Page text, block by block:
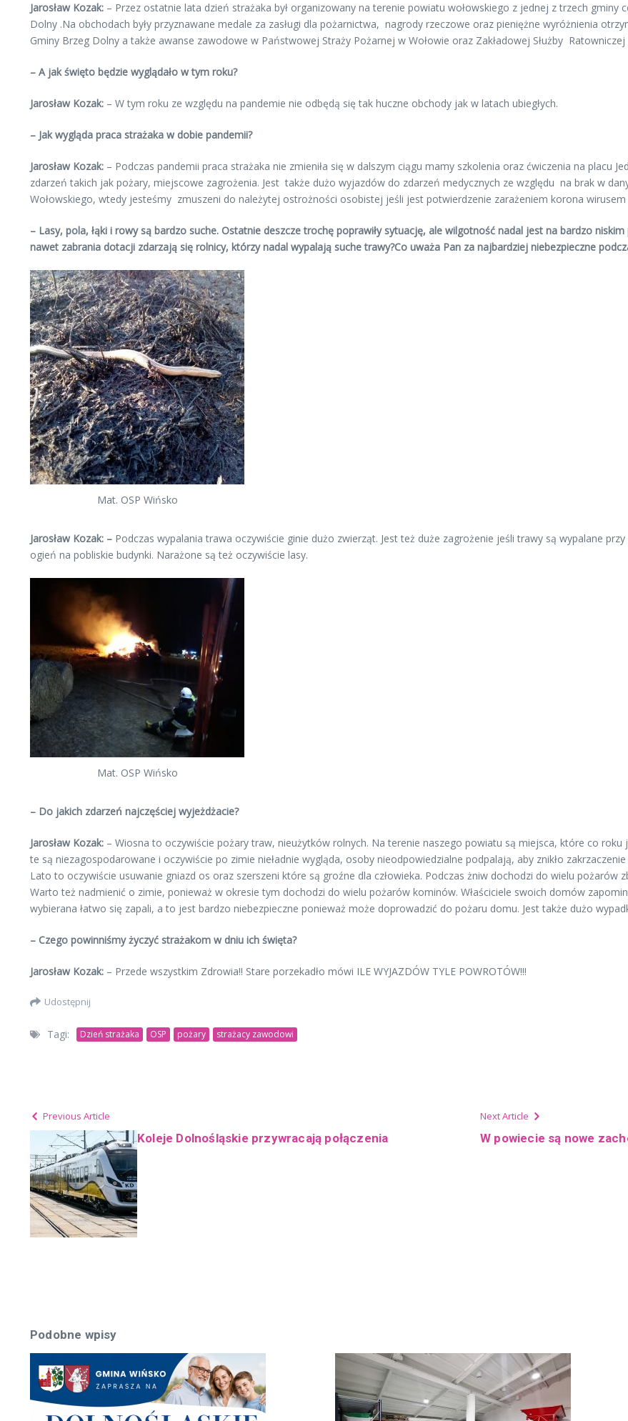
Jarosław Kozak: – Przez ostatnie lata dzień strażaka był organizowany na terenie powiatu wołowskiego z jednej z trzech
Dolny .Na obchodach były przyznawane medale za zasługi dla pożarnictwa, nagrody rzeczowe oraz pieniężne wyróżnienia
Gminy Brzeg Dolny a także awanse zawodowe w Państwowej Straży Pożarnej w Wołowie oraz Zakładowej Służby
– A jak święto będzie wyglądało w tym roku?
Jarosław Kozak: – W tym roku ze względu na pandemie nie odbędą się tak huczne obchody jak w latach ubiegłych.
– Jak wygląda praca strażaka w dobie pandemii?
Jarosław Kozak: – Podczas pandemii praca strażaka nie zmieniła się w dalszym ciągu mamy szkolenia oraz ćwiczenia na placu
zdarzeń takich jak pożary, miejscowe zagrożenia. Jest także dużo wyjazdów do zdarzeń medycznych ze względu na brak w
Wołowskiego, wtedy jesteśmy zmuszeni do należytej ostrożności osobistej jeśli jest potwierdzenie zarażeniem korona
– Lasy, pola, łąki i rowy są bardzo suche. Ostatnie deszcze trochę poprawiły sytuację, ale wilgotność nadal jest na bardzo
nawet zabrania dotacji zdarzają się rolnicy, którzy nadal wypalają suche trawy?Co uważa Pan za najbardziej niebezpieczne
Mat. OSP Wińsko
Jarosław Kozak: – Podczas wypalania trawa oczywiście ginie dużo zwierząt. Jest też duże zagrożenie jeśli trawy są wypalane
ogień na pobliskie budynki. Narażone są też oczywiście lasy.
Mat. OSP Wińsko
– Do jakich zdarzeń najczęściej wyjeżdżacie?
Jarosław Kozak: – Wiosna to oczywiście pożary traw, nieużytków rolnych. Na terenie naszego powiatu są miejsca, które co
te są niezagospodarowane i oczywiście po zimie nieładnie wygląda, osoby nieodpowiedzialne podpalają, aby znikło
Lato to oczywiście usuwanie gniazd os oraz szerszeni które są groźne dla człowieka. Podczas żniw dochodzi do wielu pożarów
Warto też nadmienić o zimie, ponieważ w okresie tym dochodzi do wielu pożarów kominów. Właściciele swoich domów
wybierana łatwo się zapali, a to jest bardzo niebezpieczne ponieważ może doprowadzić do pożaru domu. Jest także dużo
– Czego powinniśmy życzyć strażakom w dniu ich święta?
Jarosław Kozak: – Przede wszystkim Zdrowia!! Stare porzekadło mówi ILE WYJAZDÓW TYLE POWROTÓW!!!
Udostępnij
Tagi: Dzień strażaka OSP pożary strażacy zawodowi
Previous Article
Koleje Dolnośląskie przywracają połączenia
Next Article
W powiecie są nowe
Podobne wpisy